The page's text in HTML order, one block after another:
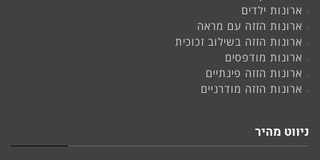
ארונות ילדים
ארונות הזזה עם מראה
ארונות הזזה בשילוב זכוכית
ארונות מודפסים
ארונות הזזה פינתיים
ארונות הזזה מודרניים
ניווט מהיר